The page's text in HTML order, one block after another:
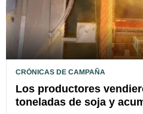
CRÓNICAS DE CAMPAÑA
Los productores
toneladas de soja y